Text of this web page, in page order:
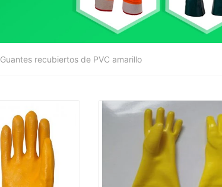
Guantes recubiertos de PVC amarillo